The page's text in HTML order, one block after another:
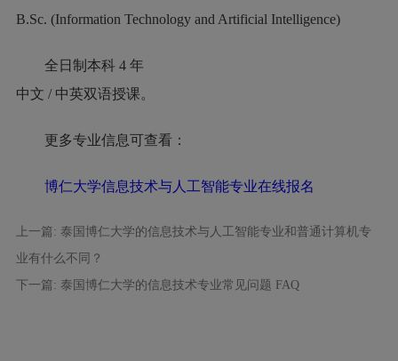
B.Sc. (Information Technology and Artificial Intelligence)
全日制本科 4 年
中文 / 中英双语授课。
更多专业信息可查看：
博仁大学信息技术与人工智能专业在线报名
上一篇: 泰国博仁大学的信息技术与人工智能专业和普通计算机专
业有什么不同？
下一篇: 泰国博仁大学的信息技术专业常见问题 FAQ